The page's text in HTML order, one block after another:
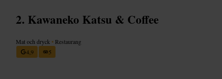
Kawaneko Katsu & Coffee
Mat och dryck • Restaurang
4,9
5